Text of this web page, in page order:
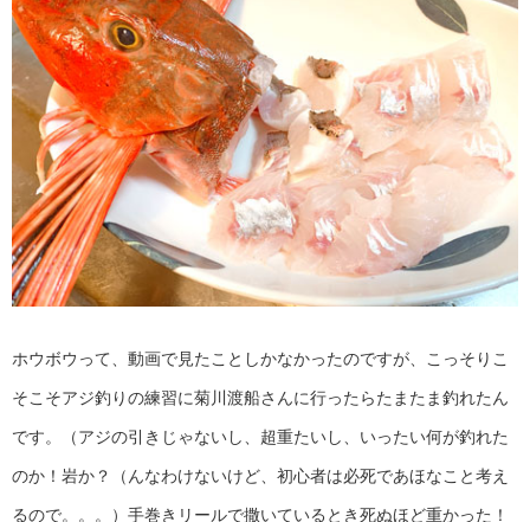
ホウボウって、動画で見たことしかなかったのですが、こっそりこ
そこそアジ釣りの練習に菊川渡船さんに行ったらたまたま釣れたん
です。（アジの引きじゃないし、超重たいし、いったい何が釣れた
のか！岩か？（んなわけないけど、初心者は必死であほなこと考え
るので。。。）手巻きリールで撒いているとき死ぬほど重かった！